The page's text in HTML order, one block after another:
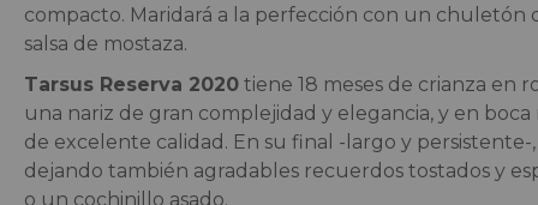
compacto. Maridará a la perfección con un chuletón
salsa de mostaza.
Tarsus Reserva 2020 tiene 18 meses de crianza en
una nariz de gran complejidad y elegancia, y en
de excelente calidad. En su final -largo y
dejando también agradables recuerdos tostados y
o un cochinillo asado.